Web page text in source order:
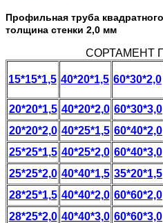
Профильная труба
толщина стенки 2,0 мм
СОРТАМЕНТ
15*15*1,5 40*20*1,5 60*30*2,0
20*20*1,5 40*20*2,0 60*30*3,0
20*20*2,0 40*25*1,5 60*40*2,0
25*25*1,5 40*25*2,0 60*40*3,0
25*25*2,0 40*40*1,5 35*20*1,5
28*25*1,5 40*40*2,0 60*60*2,0
28*25*2,0 40*40*3,0 60*60*3,0